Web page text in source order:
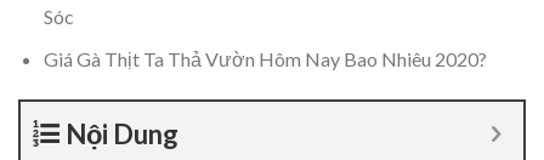
Sóc
Giá Gà Thịt Ta Thả Vườn Hôm Nay Bao Nhiêu 2020?
Nội Dung